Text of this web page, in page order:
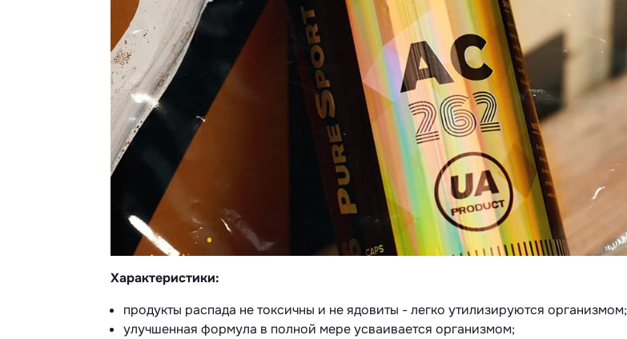
Характеристики:
продукты распада не токсичны и не ядовиты - легко утилизируются организмом;
улучшенная формула в полной мере усваивается организмом;